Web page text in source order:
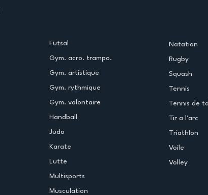
Futsal
Gym. acro. trampo.
Gym. artistique
Gym. rythmique
Gym. volontaire
Handball
Judo
Karate
Lutte
Multisports
Musculation
Natation
Rugby
Squash
Tennis
Tennis de
Tir a l'arc
Triathlon
Voile
Volley